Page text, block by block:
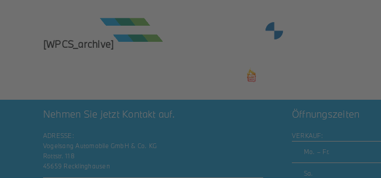
[WPCS_archive]
Nehmen Sie jetzt Kontakt auf.
ADRESSE:
Vogelsang Automobile GmbH & Co. KG
Rottstr. 118
45659 Recklinghausen
Öffnungszeiten
VERKAUF:
Mo. – Fr.
Sa.